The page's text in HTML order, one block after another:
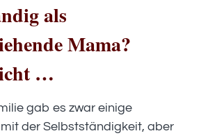
als
Mama?
…
gab es zwar einige
der Selbstständigkeit, aber